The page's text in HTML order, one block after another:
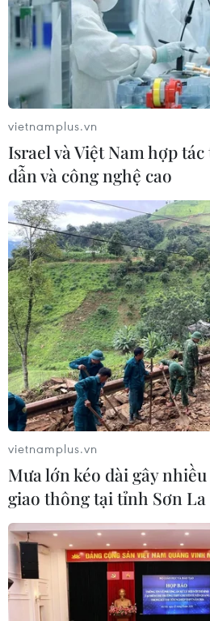
#Trường hợp dương tính
#Bắc
Theo dõi VietnamPlus
TIN LIÊN QUAN
Số ca tử vong ở Italy vì
mốc 20.000 người
13/04/2020 23:57
Số liệu của Cơ quan Bảo vệ
đến ngày 13/4, nước này đã ghi
vietnamplus.vn
Israel và Việt Nam hợp
dẫn và công nghệ cao
vietnamplus.vn
Mưa lớn kéo dài gây
giao thông tại tỉnh Sơn La